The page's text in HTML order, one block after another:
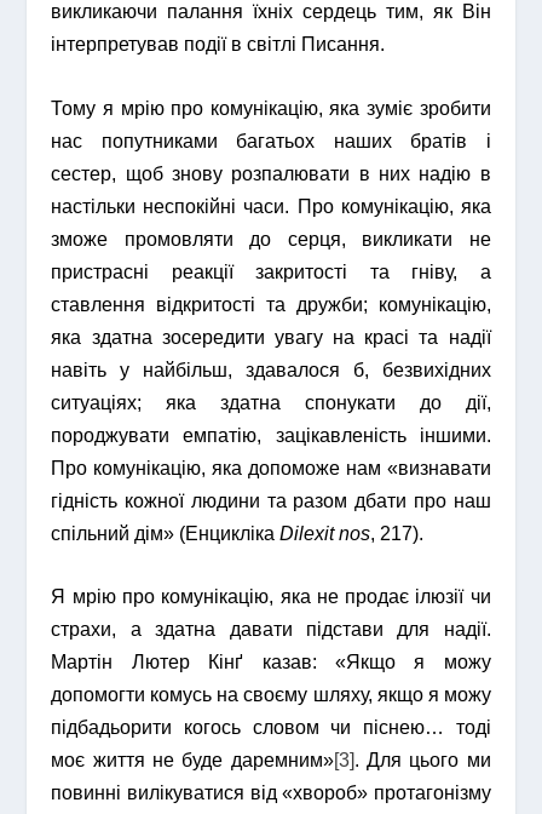
викликаючи палання їхніх сердець тим, як Він
інтерпретував події в світлі Писання.
Тому я мрію про комунікацію, яка зуміє зробити
нас попутниками багатьох наших братів і
сестер, щоб знову розпалювати в них надію в
настільки неспокійні часи. Про комунікацію, яка
зможе промовляти до серця, викликати не
пристрасні реакції закритості та гніву, а
ставлення відкритості та дружби; комунікацію,
яка здатна зосередити увагу на красі та надії
навіть у найбільш, здавалося б, безвихідних
ситуаціях; яка здатна спонукати до дії,
породжувати емпатію, зацікавленість іншими.
Про комунікацію, яка допоможе нам «визнавати
гідність кожної людини та разом дбати про наш
спільний дім» (ЕнциклікаDilexit nos, 217).
Я мрію про комунікацію, яка не продає ілюзії чи
страхи, а здатна давати підстави для надії.
Мартін Лютер Кінґ казав: «Якщо я можу
допомогти комусь на своєму шляху, якщо я можу
підбадьорити когось словом чи піснею… тоді
моє життя не буде даремним»[3]. Для цього ми
повинні вилікуватися від «хвороб» протагонізму